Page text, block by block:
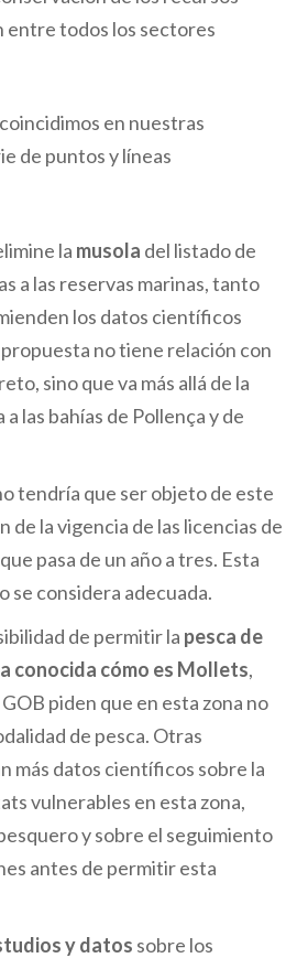
entre todos los sectores
en nuestras
de puntos y líneas
la musola del listado de
a las reservas marinas, tanto
los datos científicos
no tiene relación con
sino que va más allá de la
las bahías de Pollença y de
tendría que ser objeto de este
de la vigencia de las licencias de
pasa de un año a tres. Esta
se considera adecuada.
de permitir la pesca de
conocida cómo es Mollets,
piden que en esta zona no
de pesca. Otras
más datos científicos sobre la
vulnerables en esta zona,
y sobre el seguimiento
antes de permitir esta
y datos sobre los